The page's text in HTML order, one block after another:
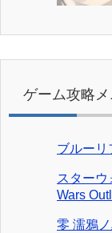
ゲーム攻略
ブルーリ
スター
Wars
零 濡鴉